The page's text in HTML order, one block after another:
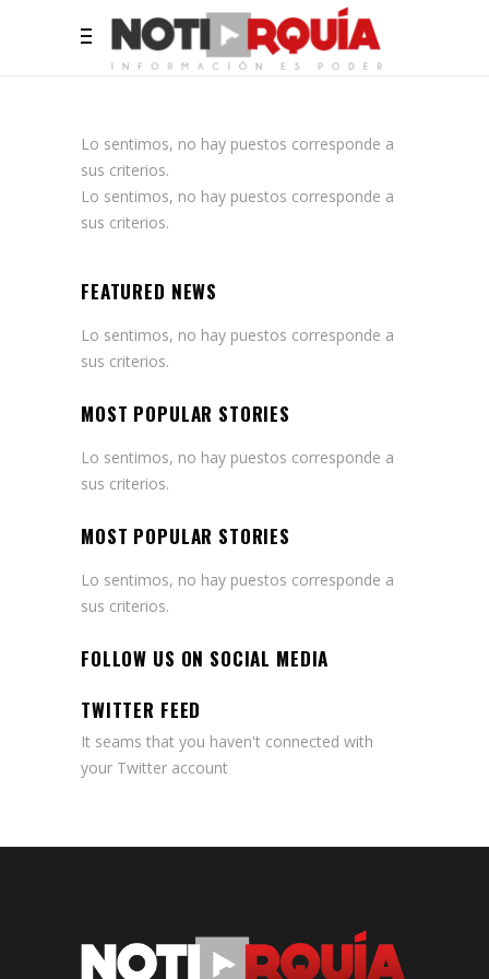
Lo sentimos, no hay puestos corresponde a
sus criterios.
Lo sentimos, no hay puestos corresponde a
sus criterios.
FEATURED NEWS
Lo sentimos, no hay puestos corresponde a
sus criterios.
MOST POPULAR STORIES
Lo sentimos, no hay puestos corresponde a
sus criterios.
MOST POPULAR STORIES
Lo sentimos, no hay puestos corresponde a
sus criterios.
FOLLOW US ON SOCIAL MEDIA
TWITTER FEED
It seams that you haven't connected with
your Twitter account